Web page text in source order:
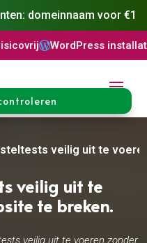
domeinnaam voor €1
installatieDNS
veilig uit te
veilig uit te
te breken.
veilig uit te voeren zonder